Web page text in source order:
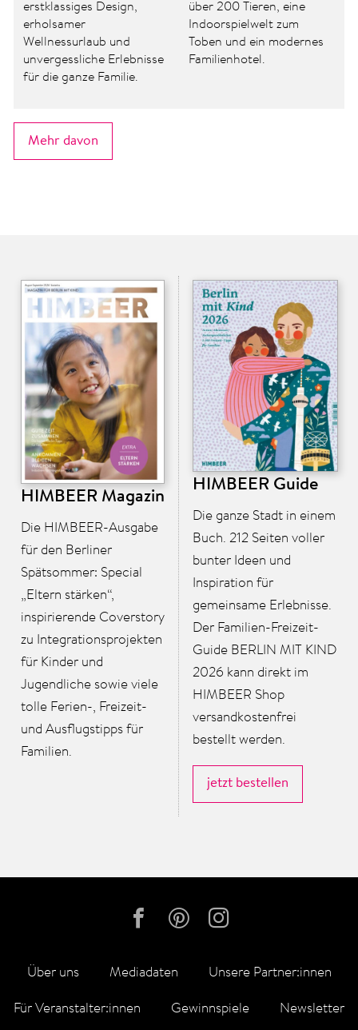
über 200 Tieren, eine
Indoorspielwelt zum
Toben und ein modernes
Familienhotel.
handverlesen und rundum
sorglos. Stöbert jetzt im
breiten Skandinavien-
Angebot für Familien.
Mehr davon
HIMBEER Magazin
Die HIMBEER-Ausgabe
für den Berliner
Spätsommer: Special
„Eltern stärken“,
inspirierende Coverstory
zu Integrationsprojekten
für Kinder und
Jugendliche sowie viele
tolle Ferien-, Freizeit-
und Ausflugstipps für
Familien.
HIMBEER Guide
Die ganze Stadt in einem
Buch. 212 Seiten voller
bunter Ideen und
Inspiration für
gemeinsame Erlebnisse.
Der Familien-Freizeit-
Guide BERLIN MIT KIND
2026 kann direkt im
HIMBEER Shop
versandkostenfrei
bestellt werden.
jetzt bestellen
Über uns Mediadaten Unsere Partner:innen
Für Veranstalter:innen Gewinnspiele Newsletter